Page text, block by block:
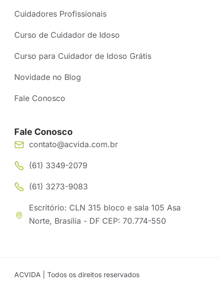
Cuidadores Profissionais
Curso de Cuidador de Idoso
Curso para Cuidador de Idoso Grátis
Novidade no Blog
Fale Conosco
Fale Conosco
contato@acvida.com.br
(61) 3349-2079
(61) 3273-9083
Escritório: CLN 315 bloco e sala 105 Asa
Norte, Brasília - DF CEP: 70.774-550
ACVIDA | Todos os direitos reservados